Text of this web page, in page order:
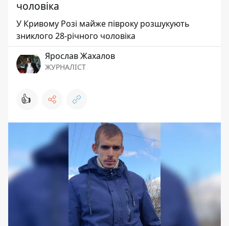
чоловіка
У Кривому Розі майже півроку розшукують
зниклого 28-річного чоловіка
Ярослав Жахалов
ЖУРНАЛІСТ
👍